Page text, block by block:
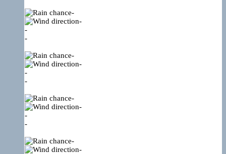
-
-
-
-
-
-
-
-
-
-
-
-
-
-